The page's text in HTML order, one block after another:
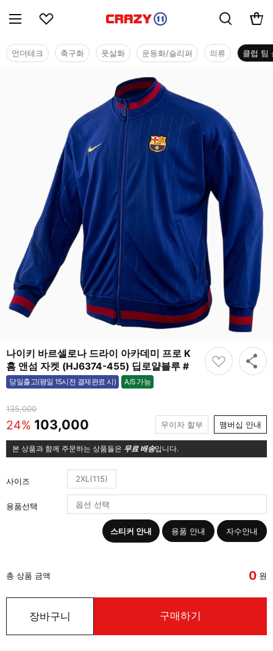
언더테크 축구화 풋살화 운동화/슬리퍼 의류 클럽 팀
나이키 바르셀로나 드라이 아카데미 프로 K
홈 앤섬 자켓 (HJ6374-455) 딥로얄블루 #
당일출고(평일 15시전 결제완료 시) A/S 가능
가능
135,000
24% 103,000 무이자 할부 맴버십 안내
본 상품과 함께 주문하는 상품들은 무료 배송입니다.
사이즈 2XL(115)
용품선택
스티커 안내 용품 안내 자수안내
총 상품 금액 0 원
장바구니 구매하기